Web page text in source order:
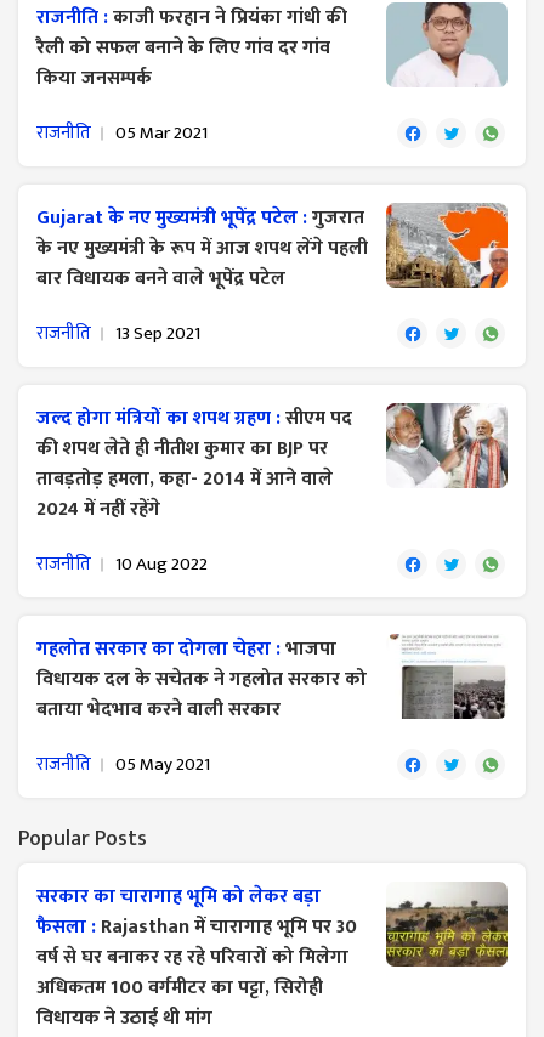
राजनीति :काजी फरहान ने प्रियंका गांधी की
रैली को सफल बनाने के लिए गांव दर गांव
किया जनसम्पर्क
राजनीति 05 Mar 2021
Gujarat के नए मुख्यमंत्री भूपेंद्र पटेल :गुजरात
के नए मुख्यमंत्री के रूप में आज शपथ लेंगे पहली
बार विधायक बनने वाले भूपेंद्र पटेल
राजनीति 13 Sep 2021
जल्द होगा मंत्रियों का शपथ ग्रहण :सीएम पद
की शपथ लेते ही नीतीश कुमार का BJP पर
ताबड़तोड़ हमला, कहा- 2014 में आने वाले
2024 में नहीं रहेंगे
राजनीति 10 Aug 2022
गहलोत सरकार का दोगला चेहरा :भाजपा
विधायक दल के सचेतक ने गहलोत सरकार को
बताया भेदभाव करने वाली सरकार
राजनीति 05 May 2021
Popular Posts
सरकार का चारागाह भूमि को लेकर बड़ा
फैसला :Rajasthan में चारागाह भूमि पर 30
वर्ष से घर बनाकर रह रहे परिवारों को मिलेगा
अधिकतम 100 वर्गमीटर का पट्टा, सिरोही
विधायक ने उठाई थी मांग